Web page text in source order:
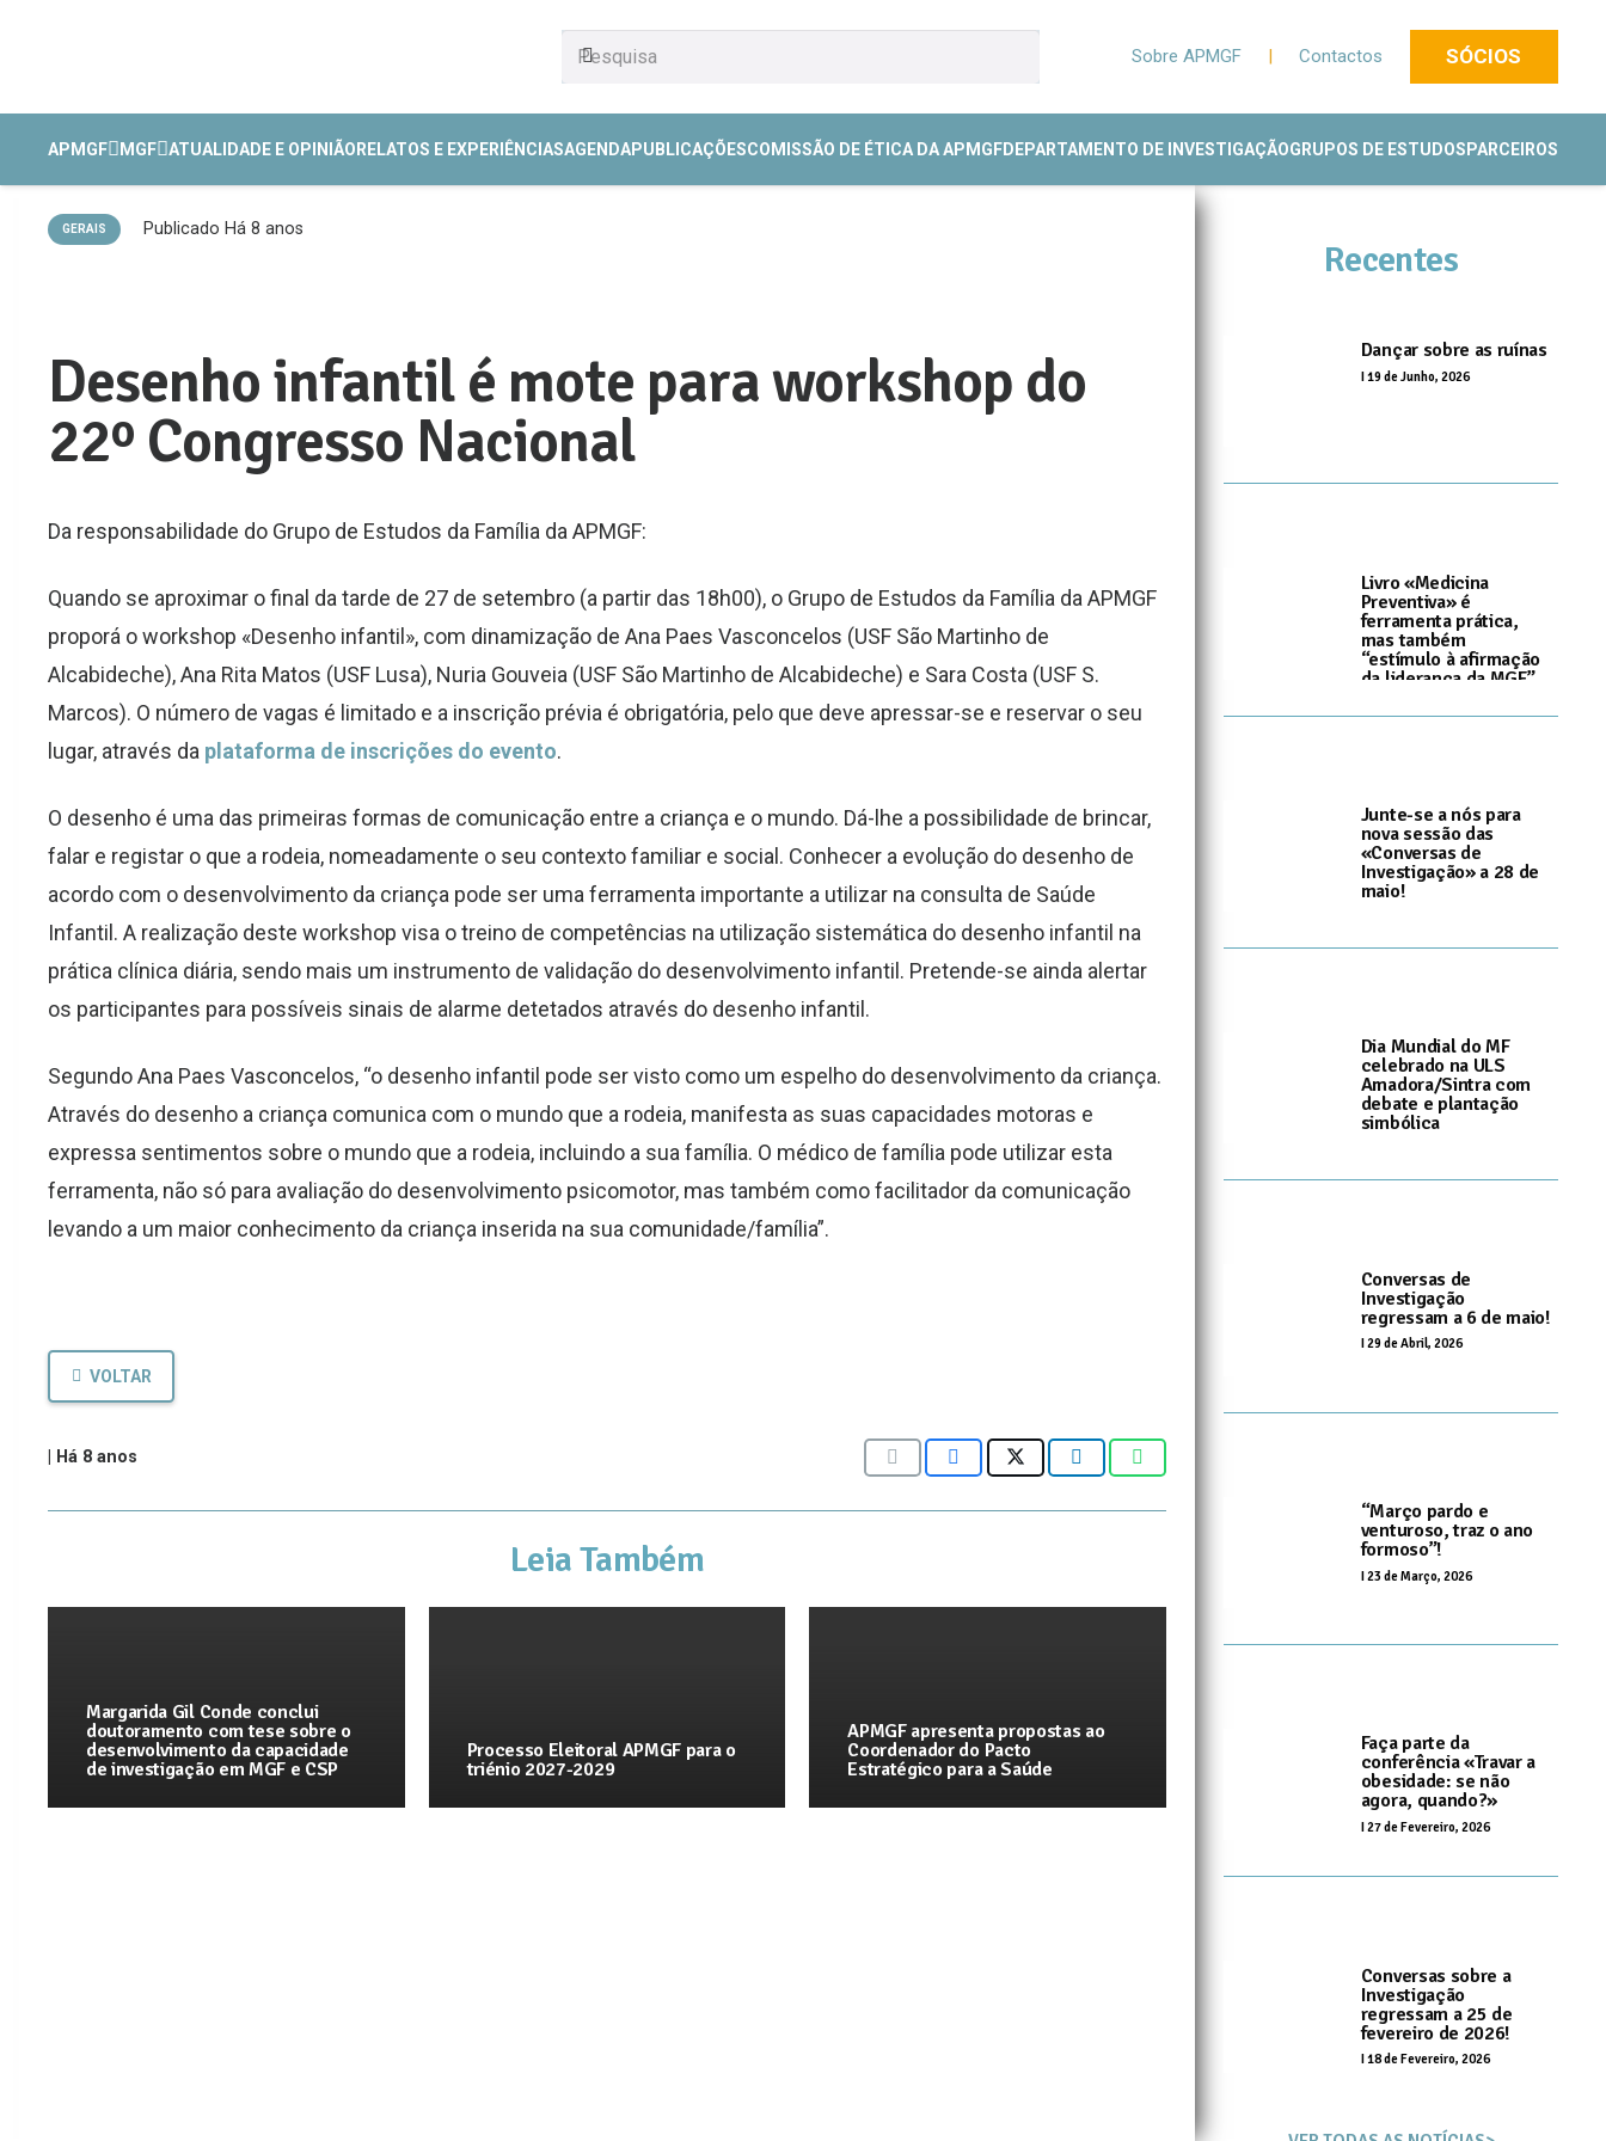
Sobre APMGF | Contactos SÓCIOS
APMGF MGF ATUALIDADE E OPINIÃO RELATOS E EXPERIÊNCIASAGENDAPUBLICAÇÕESCOMISSÃO DE ÉTICA DA APMGFDEPARTAMENTO DE INVESTIGAÇÃOGRUPOS DE ESTUDOS PARCEIROS
GERAIS Publicado Há 8 anos
Desenho infantil é mote para workshop do
22º Congresso Nacional
Da responsabilidade do Grupo de Estudos da Família da APMGF:
Quando se aproximar o final da tarde de 27 de setembro (a partir das 18h00), o Grupo de Estudos da Família da APMGF
proporá o workshop «Desenho infantil», com dinamização de Ana Paes Vasconcelos (USF São Martinho de
Alcabideche), Ana Rita Matos (USF Lusa), Nuria Gouveia (USF São Martinho de Alcabideche) e Sara Costa (USF S.
Marcos). O número de vagas é limitado e a inscrição prévia é obrigatória, pelo que deve apressar-se e reservar o seu
lugar, através da plataforma de inscrições do evento.
O desenho é uma das primeiras formas de comunicação entre a criança e o mundo. Dá-lhe a possibilidade de brincar,
falar e registar o que a rodeia, nomeadamente o seu contexto familiar e social. Conhecer a evolução do desenho de
acordo com o desenvolvimento da criança pode ser uma ferramenta importante a utilizar na consulta de Saúde
Infantil. A realização deste workshop visa o treino de competências na utilização sistemática do desenho infantil na
prática clínica diária, sendo mais um instrumento de validação do desenvolvimento infantil. Pretende-se ainda alertar
os participantes para possíveis sinais de alarme detetados através do desenho infantil.
Segundo Ana Paes Vasconcelos, “o desenho infantil pode ser visto como um espelho do desenvolvimento da criança.
Através do desenho a criança comunica com o mundo que a rodeia, manifesta as suas capacidades motoras e
expressa sentimentos sobre o mundo que a rodeia, incluindo a sua família. O médico de família pode utilizar esta
ferramenta, não só para avaliação do desenvolvimento psicomotor, mas também como facilitador da comunicação
levando a um maior conhecimento da criança inserida na sua comunidade/família”.
VOLTAR
Há 8 anos
Leia Também
Margarida Gil Conde conclui
doutoramento com tese sobre o
desenvolvimento da capacidade
de investigação em MGF e CSP
Processo Eleitoral APMGF para o
triénio 2027-2029
APMGF apresenta propostas ao
Coordenador do Pacto
Estratégico para a Saúde
Recentes
Dançar sobre as ruínas
I19 de Junho, 2026
Livro «Medicina
Preventiva» é
ferramenta prática,
mas também
“estímulo à afirmação
da liderança da MGF”
Junte-se a nós para
nova sessão das
«Conversas de
Investigação» a 28 de
maio!
Dia Mundial do MF
celebrado na ULS
Amadora/Sintra com
debate e plantação
simbólica
Conversas de
Investigação
regressam a 6 de maio!
29 de Abril, 2026
“Março pardo e
venturoso, traz o ano
formoso”!
I23 de Março, 2026
Faça parte da
conferência «Travar a
obesidade: se não
agora, quando?»
I27 de Fevereiro, 2026
Conversas sobre a
Investigação
regressam a 25 de
fevereiro de 2026!
18 de Fevereiro, 2026